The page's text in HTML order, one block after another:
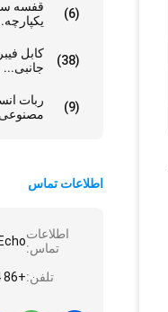
قفسه
(6)
کابل
جانبی...
(38)
ربات
(9)
اطلاعات تماس
اطلاعات
تماس:Echo
تلفن:+86 17812096364